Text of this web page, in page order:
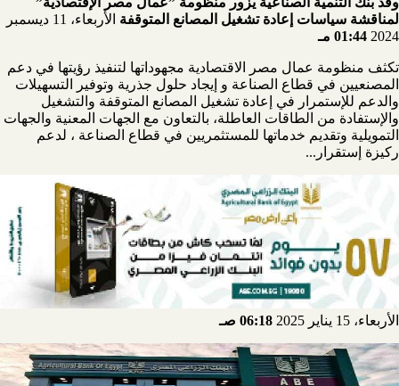
لمناقشة سياسات إعادة تشغيل المصانع المتوقفة
الأربعاء، 11 ديسمبر
2024 01:44 مـ
تكثف منظومة عمال مصر الاقتصادية مجهوداتها لتنفيذ رؤيتها في دعم
المصنعيين في قطاع الصناعة و إيجاد حلول جذرية وتوفير التسهيلات
والدعم للإستمرار في إعادة تشغيل المصانع المتوقفة والتشغيل
والإستفادة من الطاقات العاطلة، بالتعاون مع الجهات المعنية والجهات
التمويلية وتقديم خدماتها للمستثمريين في قطاع الصناعة ، لدعم
ركيزة إستقرار...
الأربعاء، 15 يناير 2025 06:18 صـ